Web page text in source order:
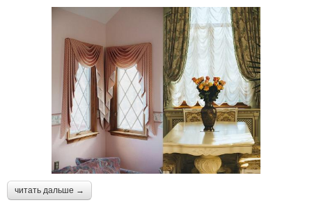
читать дальше →